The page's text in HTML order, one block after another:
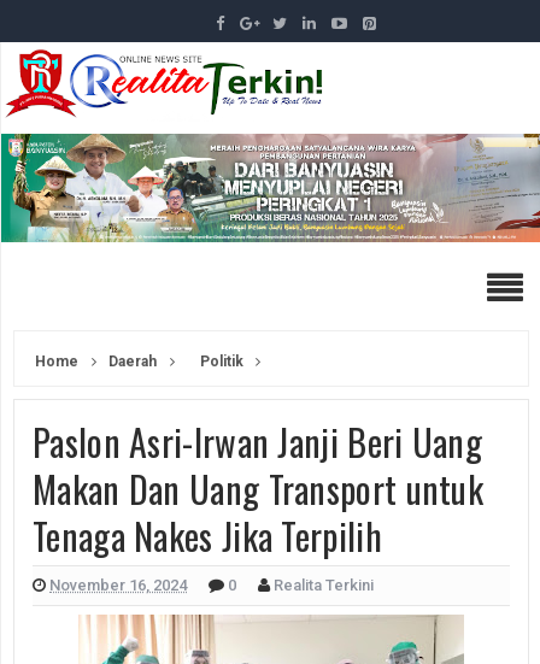
Home Daerah Politik
Paslon Asri-Irwan Janji Beri Uang
Makan Dan Uang Transport untuk
Tenaga Nakes Jika Terpilih
November 16, 2024 0 Realita Terkini